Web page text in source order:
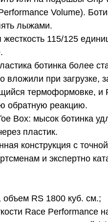
Volume).
лыжами.
жесткость 115/125
ботинка более
вложили при загрузке,
термоформовке, и
обратную реакцию.
Box: мысок ботинка
пластик.
конструкция с
и экспертно
RS 1800 куб. см.;
Race Performance